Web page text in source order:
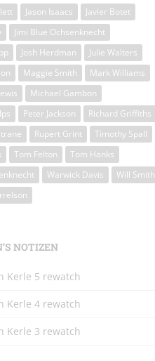
Jason Isaacs
Javier Botet
Jimi Blue Ochsenknecht
Josh Herdman
Julie Walters
Maggie Smith
Mark Williams
Michael Gambon
Peter Jackson
Richard Griffiths
Rupert Grint
Timothy Spall
Tom Felton
Tom Hanks
Warwick Davis
Will Smith
NOTIZEN
Kerle 5 rewatch
Kerle 4 rewatch
Kerle 3 rewatch